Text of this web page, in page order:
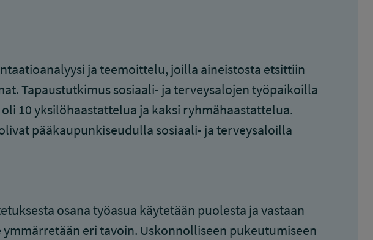
ja teemoittelu, joilla aineistosta etsittiin
Tapaustutkimus sosiaali- ja terveysalojen työpaikoilla
10 yksilöhaastattelua ja kaksi ryhmähaastattelua.
pääkaupunkiseudulla sosiaali- ja terveysaloilla
osana työasua käytetään puolesta ja vastaan
eri tavoin. Uskonnolliseen pukeutumiseen